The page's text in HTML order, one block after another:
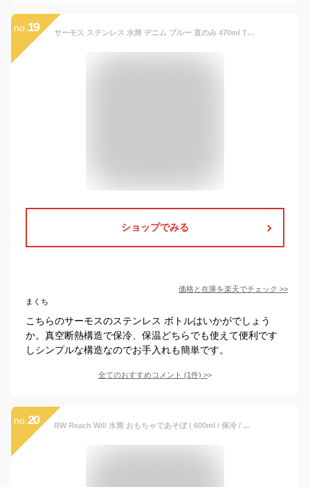
no. 19 サーモス ステンレス 水筒 デニム ブルー 直のみ 470ml THERMOS 無地 子供 大人 ワンタッチ おしゃれ 洗いやすい 保冷 保温
ショップでみる
価格と在庫を楽天でチェック >>
まくち
こちらのサーモスのステンレス ボトルはいかがでしょう
か。真空断熱構造で保冷、保温どちらでも使えて便利です
しシンプルな構造なのでお手入れも簡単です。
全てのおすすめコメント (1件) >
no. 20 RW Reach Will 水筒 おもちゃであそぼ ( 600ml / 保冷 / ベルト付き ) ワンタッチ 幼稚園 保育園 小学生